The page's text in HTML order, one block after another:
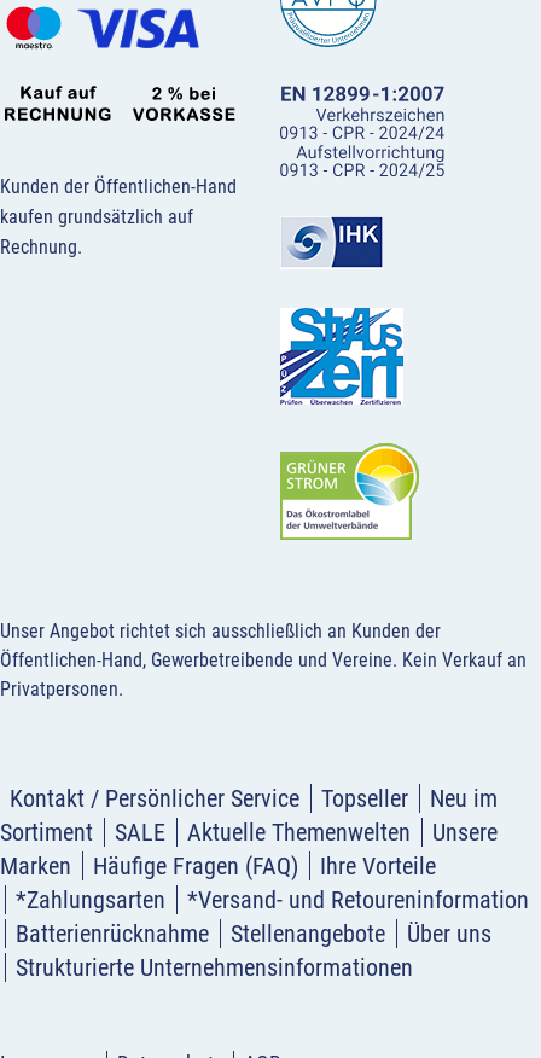
Kunden der Öffentlichen-Hand
kaufen grundsätzlich auf
Rechnung.
Unser Angebot richtet sich ausschließlich an Kunden der
Öffentlichen-Hand, Gewerbetreibende und Vereine. Kein Verkauf an
Privatpersonen.
Kontakt / Persönlicher Service Topseller
Neu im
Sortiment
SALE Aktuelle Themenwelten
Unsere
Marken
Häufige Fragen (FAQ)
Ihre Vorteile
*Zahlungsarten
*Versand- und Retoureninformation
Batterienrücknahme
Stellenangebote
Über uns
Strukturierte Unternehmensinformationen